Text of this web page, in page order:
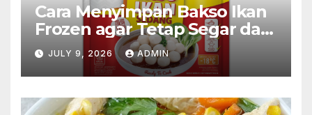
Cara Menyimpan Bakso Ikan
Frozen agar Tetap Segar dan
Awet
JULY 9, 2026 ADMIN